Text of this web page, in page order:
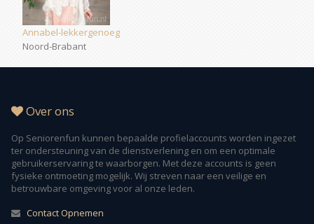
Annabel-lekkergenoeg
Noord-Brabant
Over ons
Op Seniorenfun kunnen bepaalde profielaccounts worden ingezet
ter ondersteuning van de dienstverlening en om een optimale
gebruikerservaring te waarborgen. Met deze accounts is geen
fysieke ontmoeting mogelijk. Wij streven naar een veilige en
betrouwbare omgeving voor al onze leden.
Contact Opnemen